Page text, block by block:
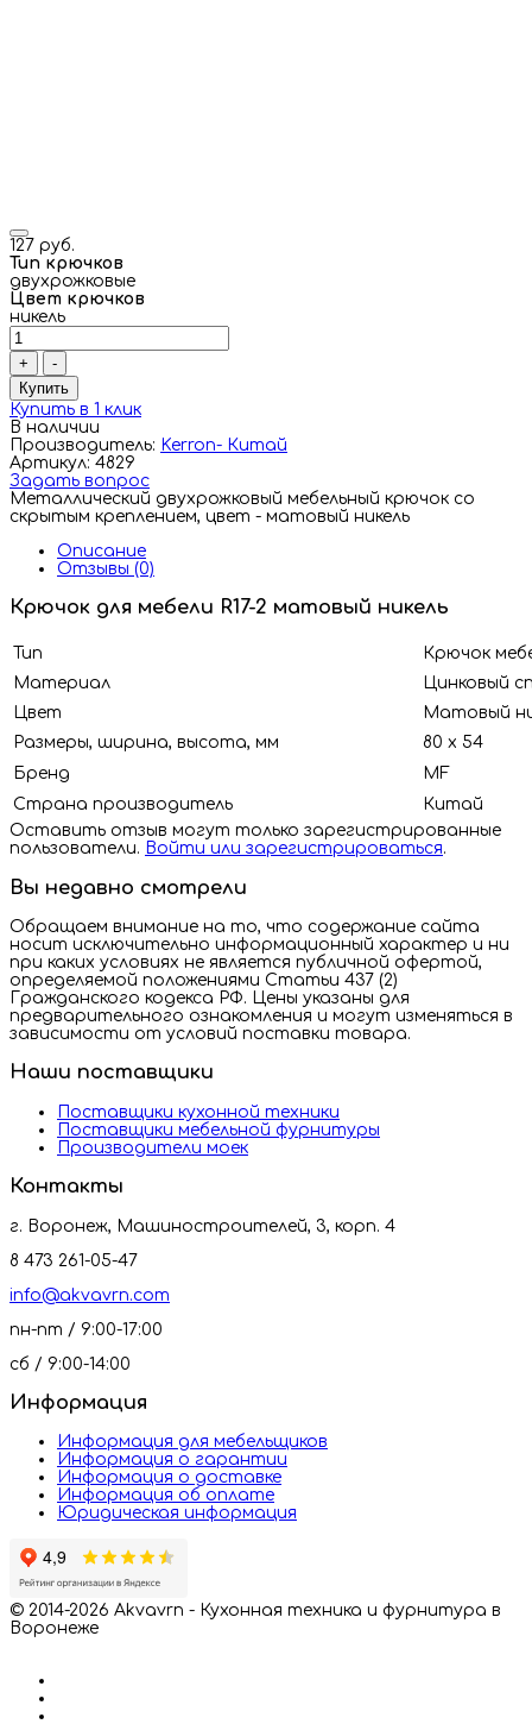
127 руб.
Тип крючков
двухрожковые
Цвет крючков
никель
+
-
Купить
Купить в 1 клик
В наличии
Производитель: Kerron- Китай
Артикул: 4829
Задать вопрос
Металлический двухрожковый мебельный крючок со
скрытым креплением, цвет - матовый никель
Описание
Отзывы (0)
Крючок для мебели R17-2 матовый никель
Тип
Крючок
Материал
Цинковый
Цвет
Матовый
Размеры, ширина, высота, мм
80 х 54
Бренд
MF
Страна производитель
Китай
Оставить отзыв могут только зарегистрированные
пользователи. Войти или зарегистрироваться.
Вы недавно смотрели
Обращаем внимание на то, что содержание сайта
носит исключительно информационный характер и ни
при каких условиях не является публичной офертой,
определяемой положениями Статьи 437 (2)
Гражданского кодекса РФ. Цены указаны для
предварительного ознакомления и могут изменяться в
зависимости от условий поставки товара.
Наши поставщики
Поставщики кухонной техники
Поставщики мебельной фурнитуры
Производители моек
Контакты
г. Воронеж, Машиностроителей, 3, корп. 4
8 473 261-05-47
info@akvavrn.com
пн-пт / 9:00-17:00
сб / 9:00-14:00
Информация
Информация для мебельщиков
Информация о гарантии
Информация о доставке
Информация об оплате
Юридическая информация
© 2014-2026 Akvavrn - Кухонная техника и фурнитура в
Воронеже